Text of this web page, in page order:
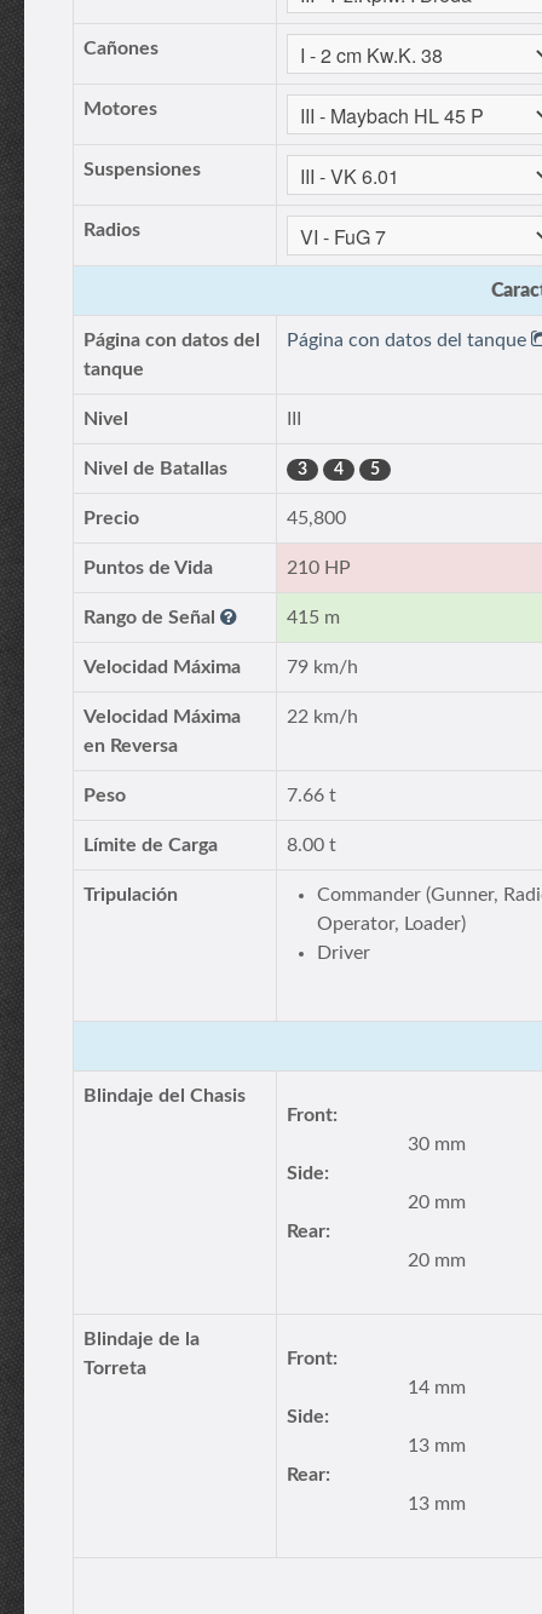
Cañones
Motores
Suspensiones
Radios
Página con datos del
tanque
Página con datos del tanque
Nivel
Nivel de Batallas 3 4 5
Precio 45,800
Puntos de Vida 210 HP
Rango de Señal 415 m
Velocidad Máxima 79 km/h
Velocidad Máxima
en Reversa
22 km/h
Peso 7.66 t
Límite de Carga 8.00 t
Tripulación
Commander (Gunner,
Operator, Loader)
Driver
Blindaje del Chasis
Front:
30 mm
Side:
20 mm
Rear:
20 mm
Blindaje de la
Torreta
Front:
14 mm
Side:
13 mm
Rear:
13 mm